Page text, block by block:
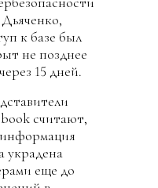
к базе был
не позднее
15 дней.
считают,
украдена
еще до